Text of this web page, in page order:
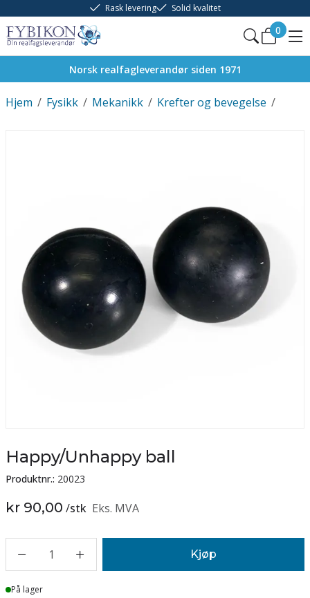
Rask levering Solid kvalitet
0
Norsk realfagleverandør siden 1971
/
Hjem /
Fysikk /
Mekanikk /
Krefter og bevegelse
Happy/Unhappy ball
Produktnr.: 20023
kr 90,00 /stk Eks. MVA
1 Kjøp
Lager
På lager